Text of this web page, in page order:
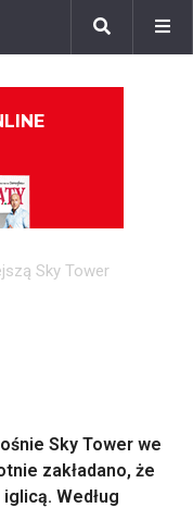
Sky Tower
Sky Tower we
zakładano, że
Według